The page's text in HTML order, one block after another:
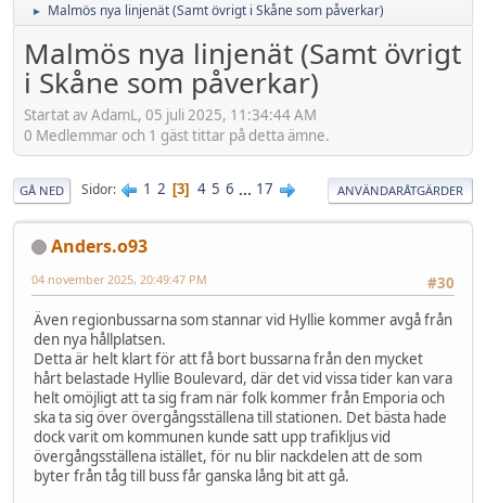
► Malmös nya linjenät (Samt övrigt i Skåne som påverkar)
Malmös nya linjenät (Samt övrigt
i Skåne som påverkar)
Startat av AdamL, 05 juli 2025, 11:34:44 AM
0 Medlemmar och 1 gäst tittar på detta ämne.
GÅ NED Sidor 1 2 3 4 5 6 ... 17 ANVÄNDARÅTGÄRDER
Anders.o93
#30
04 november 2025, 20:49:47 PM
Även regionbussarna som stannar vid Hyllie kommer avgå från
den nya hållplatsen.
Detta är helt klart för att få bort bussarna från den mycket
hårt belastade Hyllie Boulevard, där det vid vissa tider kan vara
helt omöjligt att ta sig fram när folk kommer från Emporia och
ska ta sig över övergångsställena till stationen. Det bästa hade
dock varit om kommunen kunde satt upp trafikljus vid
övergångsställena istället, för nu blir nackdelen att de som
byter från tåg till buss får ganska lång bit att gå.